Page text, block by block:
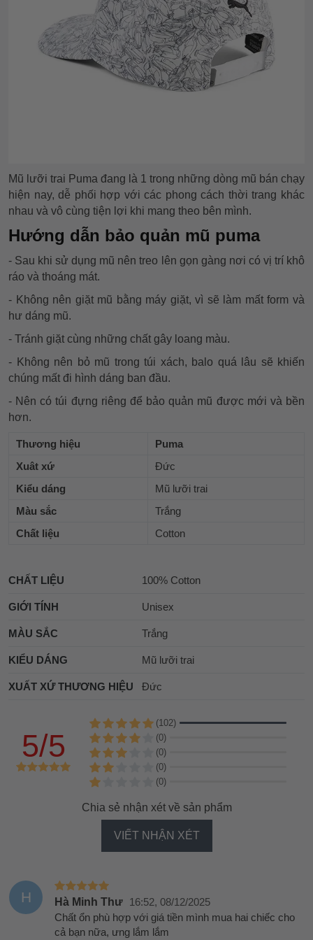
Mũ lưỡi trai Puma đang là 1 trong những dòng mũ bán chạy
hiện nay, dễ phối hợp với các phong cách thời trang khác
nhau và vô cùng tiện lợi khi mang theo bên mình.
Hướng dẫn bảo quản mũ puma
- Sau khi sử dụng mũ nên treo lên gọn gàng nơi có vị trí khô
ráo và thoáng mát.
- Không nên giặt mũ bằng máy giặt, vì sẽ làm mất form và
hư dáng mũ.
- Tránh giặt cùng những chất gây loang màu.
- Không nên bỏ mũ trong túi xách, balo quá lâu sẽ khiến
chúng mất đi hình dáng ban đầu.
- Nên có túi đựng riêng để bảo quản mũ được mới và bền
hơn.
Thương hiệu
Puma
Xuât xứ
Đức
Kiểu dáng
Mũ lưỡi trai
Màu sắc
Trắng
Chất liệu
Cotton
CHẤT LIỆU 100% Cotton
GIỚI TÍNH Unisex
MÀU SẮC Trắng
KIỂU DÁNG Mũ lưỡi trai
XUẤT XỨ THƯƠNG HIỆU Đức
5/5
(102)
(0)
(0)
(0)
(0)
Chia sẻ nhận xét về sản phẩm
VIẾT NHẬN XÉT
H Hà Minh Thư 16:52, 08/12/2025
Chất ổn phù hợp với giá tiền mình mua hai chiếc cho
cả bạn nữa, ưng lắm lắm